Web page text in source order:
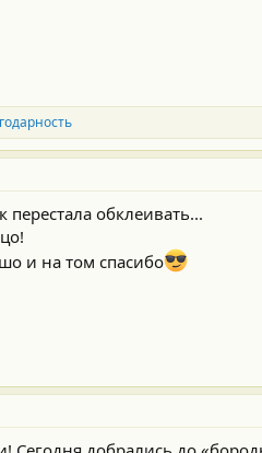
обклеивать...
и на том спасибо